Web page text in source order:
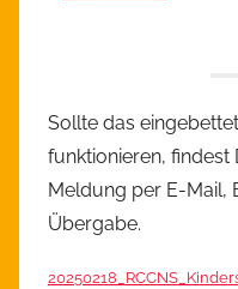
Sollte das
funktionieren, findest
Meldung per E-Mail,
Übergabe.